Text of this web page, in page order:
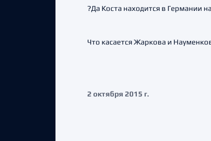
?Да Коста находится в Германии
Что касается Жаркова и
2 октября 2015 г.